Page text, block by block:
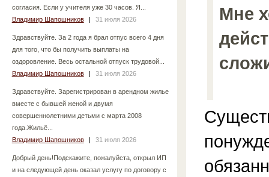
согласия. Если у учителя уже 30 часов. Я...
Владимир Шапошников
| 31 июля 2026
Здравствуйте. За 2 года я брал отпус всего 4 дня
для того, что бы получить выплаты на
оздоровление. Весь остальной отпуск трудовой...
Владимир Шапошников
| 31 июля 2026
Здравствуйте. Зарегистрирован в арендном жилье
вместе с бывшей женой и двумя
совершеннолетними детьми с марта 2008
года.Жильё...
Владимир Шапошников
| 31 июля 2026
Добрый день!Подскажите, пожалуйста, открыл ИП
и на следующей день оказал услугу по договору с
Мне